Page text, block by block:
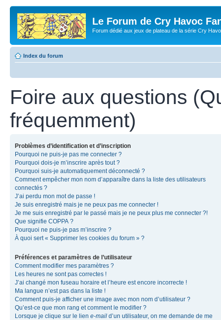
Le Forum de Cry Havoc
Forum dédié aux jeux de plateau de la série Cry
Index du forum
Foire aux questions
fréquemment)
Problèmes d’identification et d’inscription
Pourquoi ne puis-je pas me connecter ?
Pourquoi dois-je m’inscrire après tout ?
Pourquoi suis-je automatiquement déconnecté ?
Comment empêcher mon nom d’apparaître dans la liste des utilisateurs
connectés ?
J’ai perdu mon mot de passe !
Je suis enregistré mais je ne peux pas me connecter !
Je me suis enregistré par le passé mais je ne peux plus me connecter ?!
Que signifie COPPA ?
Pourquoi ne puis-je pas m’inscrire ?
À quoi sert « Supprimer les cookies du forum » ?
Préférences et paramètres de l’utilisateur
Comment modifier mes paramètres ?
Les heures ne sont pas correctes !
J’ai changé mon fuseau horaire et l’heure est encore incorrecte !
Ma langue n’est pas dans la liste !
Comment puis-je afficher une image avec mon nom d’utilisateur ?
Qu’est-ce que mon rang et comment le modifier ?
Lorsque je clique sur le lien e-mail d’un utilisateur, on me demande de me